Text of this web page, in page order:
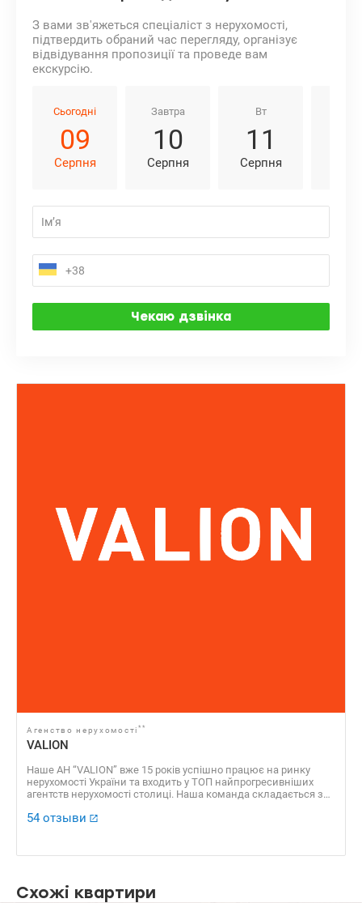
З вами зв'яжеться спеціаліст з нерухомості,
підтвердить обраний час перегляду, організує
відвідування пропозиції та проведе вам
екскурсію.
Сьогодні
09
Серпня
Завтра
10
Серпня
Вт
11
Серпня
Агенство нерухомості **
VALION
Наше АН “VALION” вже 15 років успішно працює на ринку
нерухомості України та входить у ТОП найпрогресивніших
агентств нерухомості столиці. Наша команда складається з
безліч позитивних відгуків. Доказовою базою нашої
2016”, “Найкращий Web ресурс ріелторської компанії 2016”, VІІ
54 отзыви
Схожі квартири